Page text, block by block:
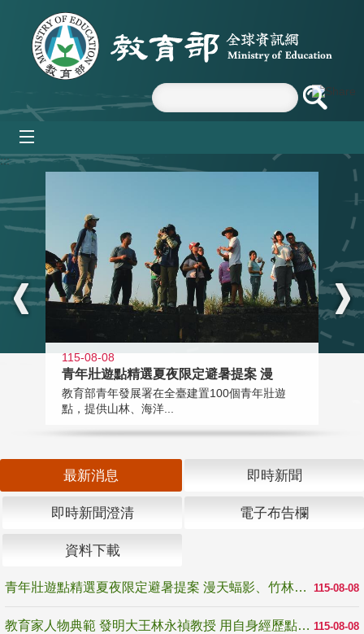
跳到主要內容區塊
:::
115-08-08
青年壯遊點精選夏夜限定避暑提案 漫
教育部青年發展署在全臺建置100個青年壯遊
點，提供山林、海洋...
最新消息 即時新聞
即時新聞澄清 電子布告欄
資料下載
115-08-08
青年壯遊點精選夏夜限定避暑提案 漫天蝠影、竹林尋蛙、茶香夜觀 邀青年暮色出發
115-08-08
教育家人物典範 發明大王林永禎教授 用自身經歷點亮學生的路